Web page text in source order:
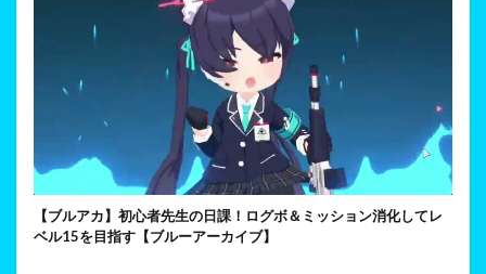
【ブルアカ】初心者先生の日課！ログボ＆ミッション消化してレ
ベル15を目指す【ブルーアーカイブ】